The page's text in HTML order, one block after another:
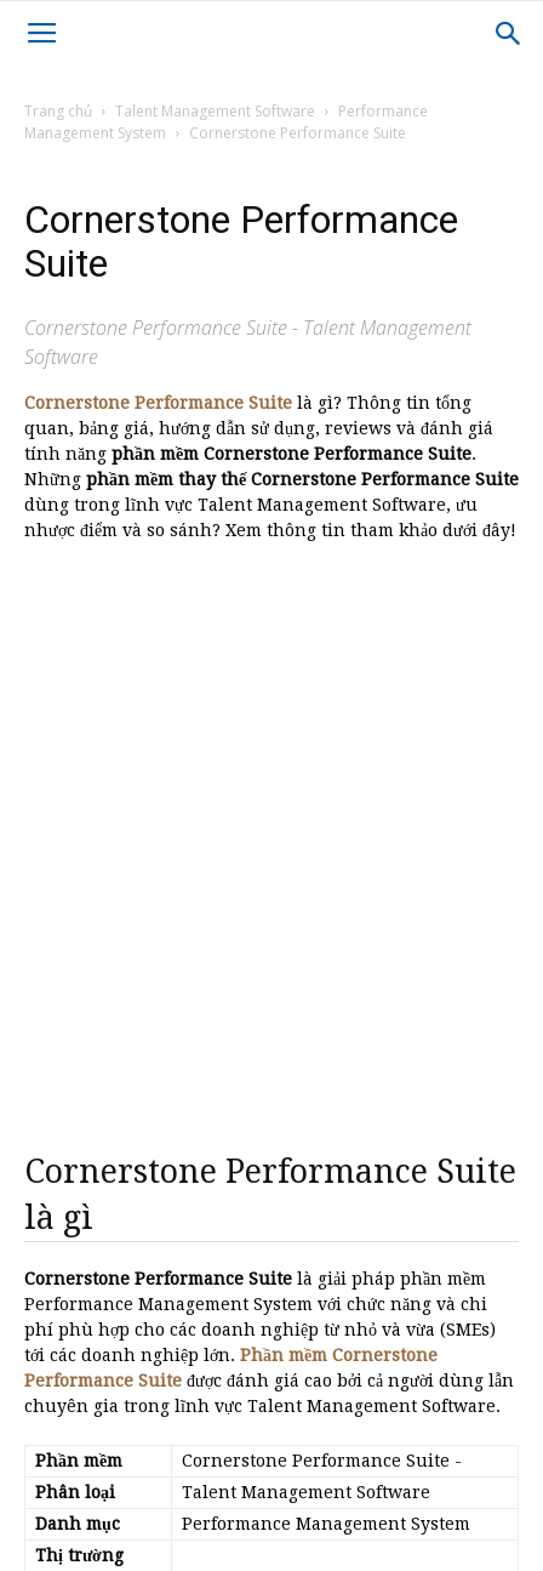
Trang chủ Talent Management Software
Performance
Management System
Cornerstone Performance Suite
Cornerstone Performance
Suite
Cornerstone Performance Suite - Talent Management
Software
Cornerstone Performance Suite là gì? Thông tin tổng
quan, bảng giá, hướng dẫn sử dụng, reviews và đánh giá
tính năng phần mềm Cornerstone Performance Suite.
Những phần mềm thay thế Cornerstone Performance Suite
dùng trong lĩnh vực Talent Management Software, ưu
nhược điểm và so sánh? Xem thông tin tham khảo dưới đây!
Cornerstone Performance Suite
là gì
Cornerstone Performance Suite là giải pháp phần mềm
Performance Management System với chức năng và chi
phí phù hợp cho các doanh nghiệp từ nhỏ và vừa (SMEs)
tới các doanh nghiệp lớn. Phần mềm Cornerstone
Performance Suite được đánh giá cao bởi cả người dùng lẫn
chuyên gia trong lĩnh vực Talent Management Software.
Phần mềm Cornerstone Performance Suite -
Phân loại
Talent Management Software
Danh mục
Performance Management System
Thị trường